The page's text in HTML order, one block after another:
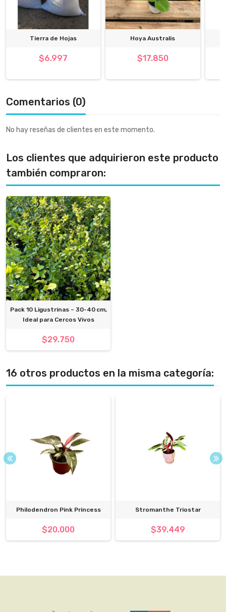
Tierra de Hojas
$6.997
Hoya Australis
$17.850
Comentarios (0)
No hay reseñas de clientes en este momento.
Los clientes que adquirieron este producto
también compraron:
Pack 10 Ligustrinas – 30-40 cm,
Ideal para Cercos Vivos
$29.750
16 otros productos en la misma categoría:
Philodendron Pink Princess
$20.000
Stromanthe Triostar
$39.449